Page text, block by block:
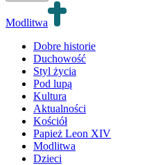
Modlitwa
Dobre historie
Duchowość
Styl życia
Pod lupą
Kultura
Aktualności
Kościół
Papież Leon XIV
Modlitwa
Dzieci